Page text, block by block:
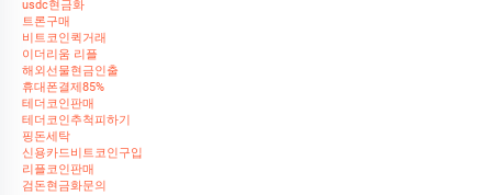
usdc현금화
트론구매
비트코인퀵거래
이더리움 리플
해외선물현금인출
휴대폰결제85%
테더코인판매
테더코인추척피하기
핑돈세탁
신용카드비트코인구입
리플코인판매
검돈현금화문의